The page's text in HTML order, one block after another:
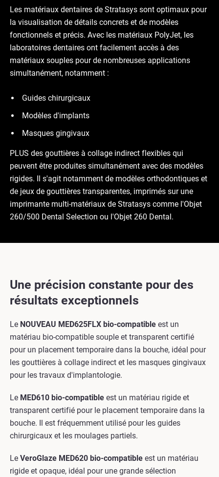
Les matériaux dentaires de Stratasys sont optimaux pour
la visualisation de détails concrets et de modèles
fonctionnels et précis. Avec les matériaux PolyJet, les
laboratoires dentaires ont facilement accès à des
matériaux souples pour de nombreuses applications
simultanément, notamment :
Guides chirurgicaux
Modèles d'implants
Masques gingivaux
PLUS des gouttières à collage indirect flexibles qui
peuvent être produites simultanément avec des modèles
rigides. Il s'agit notamment de modèles orthodontiques et
de jeux de gouttières transparentes, imprimés sur une
imprimante multi-matériaux de Stratasys comme l'Objet
260/500 Dental Selection ou l'Objet 260 Dental.
Une précision constante pour des
résultats exceptionnels
Le NOUVEAU MED625FLX bio-compatible est un
matériau bio-compatible souple et transparent certifié
pour un placement temporaire dans la bouche, idéal pour
les gouttières à collage indirect et les masques gingivaux
pour les travaux d'implantologie.
Le MED610 bio-compatible est un matériau rigide et
transparent certifié pour le placement temporaire dans la
bouche. Il est fréquemment utilisé pour les guides
chirurgicaux et les moulages partiels.
Le VeroGlaze MED620 bio-compatible est un matériau
rigide et opaque, idéal pour une grande sélection